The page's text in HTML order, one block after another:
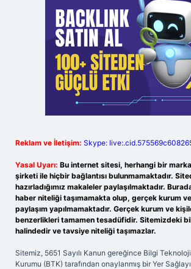
Reklam ve İletişim: Skype:
Yasal Uyarı: Bu internet sitesi, herhangi bir
şirketi ile hiçbir bağlantısı bulunmamaktadır.
hazırladığımız makaleler paylaşılmaktadır.
haber niteliği taşımamakta olup, gerçek kurum
paylaşım yapılmamaktadır. Gerçek kurum ve
benzerlikleri tamamen tesadüfidir. Sitemizdeki
halindedir ve tavsiye niteliği taşımazlar.
Sitemiz, 5651 Sayılı Kanun gereğince Bilgi
Kurumu (BTK) tarafından onaylanmış bir Yer